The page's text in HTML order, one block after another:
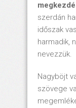
szerdán
időszak
harmadik,
nevezzük.
Nagyböjt
szövege